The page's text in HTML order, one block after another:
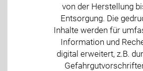
von der Herstellung
Entsorgung. Die
Inhalte werden für
Information und
digital erweitert, z.B.